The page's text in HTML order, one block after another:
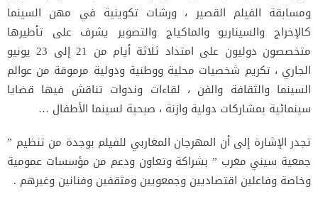
ومسابقة الفيلم القصير ، ورشات تكوينية في مهن السينما
كالإخراج والسيناريو والماكياج والتصوير يشرف على تأطيرها
متخصصون دوليون على امتداد ثلاثة أيام من 21 إلى 23 يونيو
الجاري ، تكريم شخصيات محلية ووطنية ودولية مرموقة من عوالم
السينما والثقافة والفن ، لقاءات وندوات تناقش فيها قضايا
سينمائية بمشاركات دولية وازنة ، صبحية لسينما الأطفال …
تجدر الإشارة إلى أن المهرجان المغاربي للفيلم بوجدة من تنظيم ”
جمعية سيني مغرب ” بشراكة وتعاون ودعم من مؤسسات عمومية
وخاصة وفاعلين اقتصاديين وجمعويين ومثقفين وفنانين وغيرهم .